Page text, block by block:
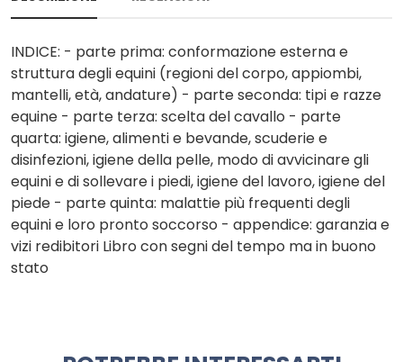
INDICE: - parte prima: conformazione esterna e
struttura degli equini (regioni del corpo, appiombi,
mantelli, età, andature) - parte seconda: tipi e razze
equine - parte terza: scelta del cavallo - parte
quarta: igiene, alimenti e bevande, scuderie e
disinfezioni, igiene della pelle, modo di avvicinare gli
equini e di sollevare i piedi, igiene del lavoro, igiene del
piede - parte quinta: malattie più frequenti degli
equini e loro pronto soccorso - appendice: garanzia e
vizi redibitori Libro con segni del tempo ma in buono
stato